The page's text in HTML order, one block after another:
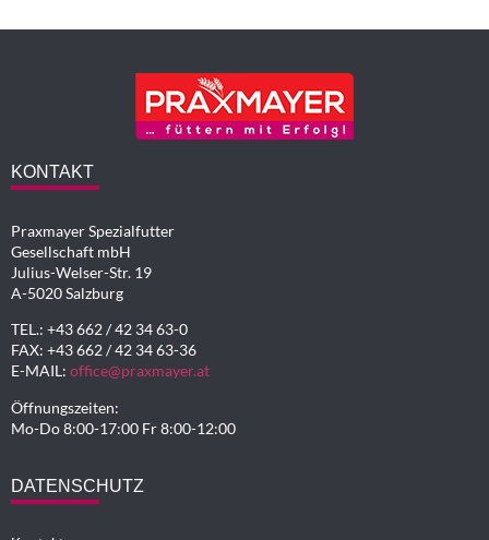
KONTAKT
Praxmayer Spezialfutter
Gesellschaft mbH
Julius-Welser-Str. 19
A-5020 Salzburg
TEL.: +43 662 / 42 34 63-0
FAX: +43 662 / 42 34 63-36
E-MAIL: office@praxmayer.at
Öffnungszeiten:
Mo-Do 8:00-17:00 Fr 8:00-12:00
DATENSCHUTZ